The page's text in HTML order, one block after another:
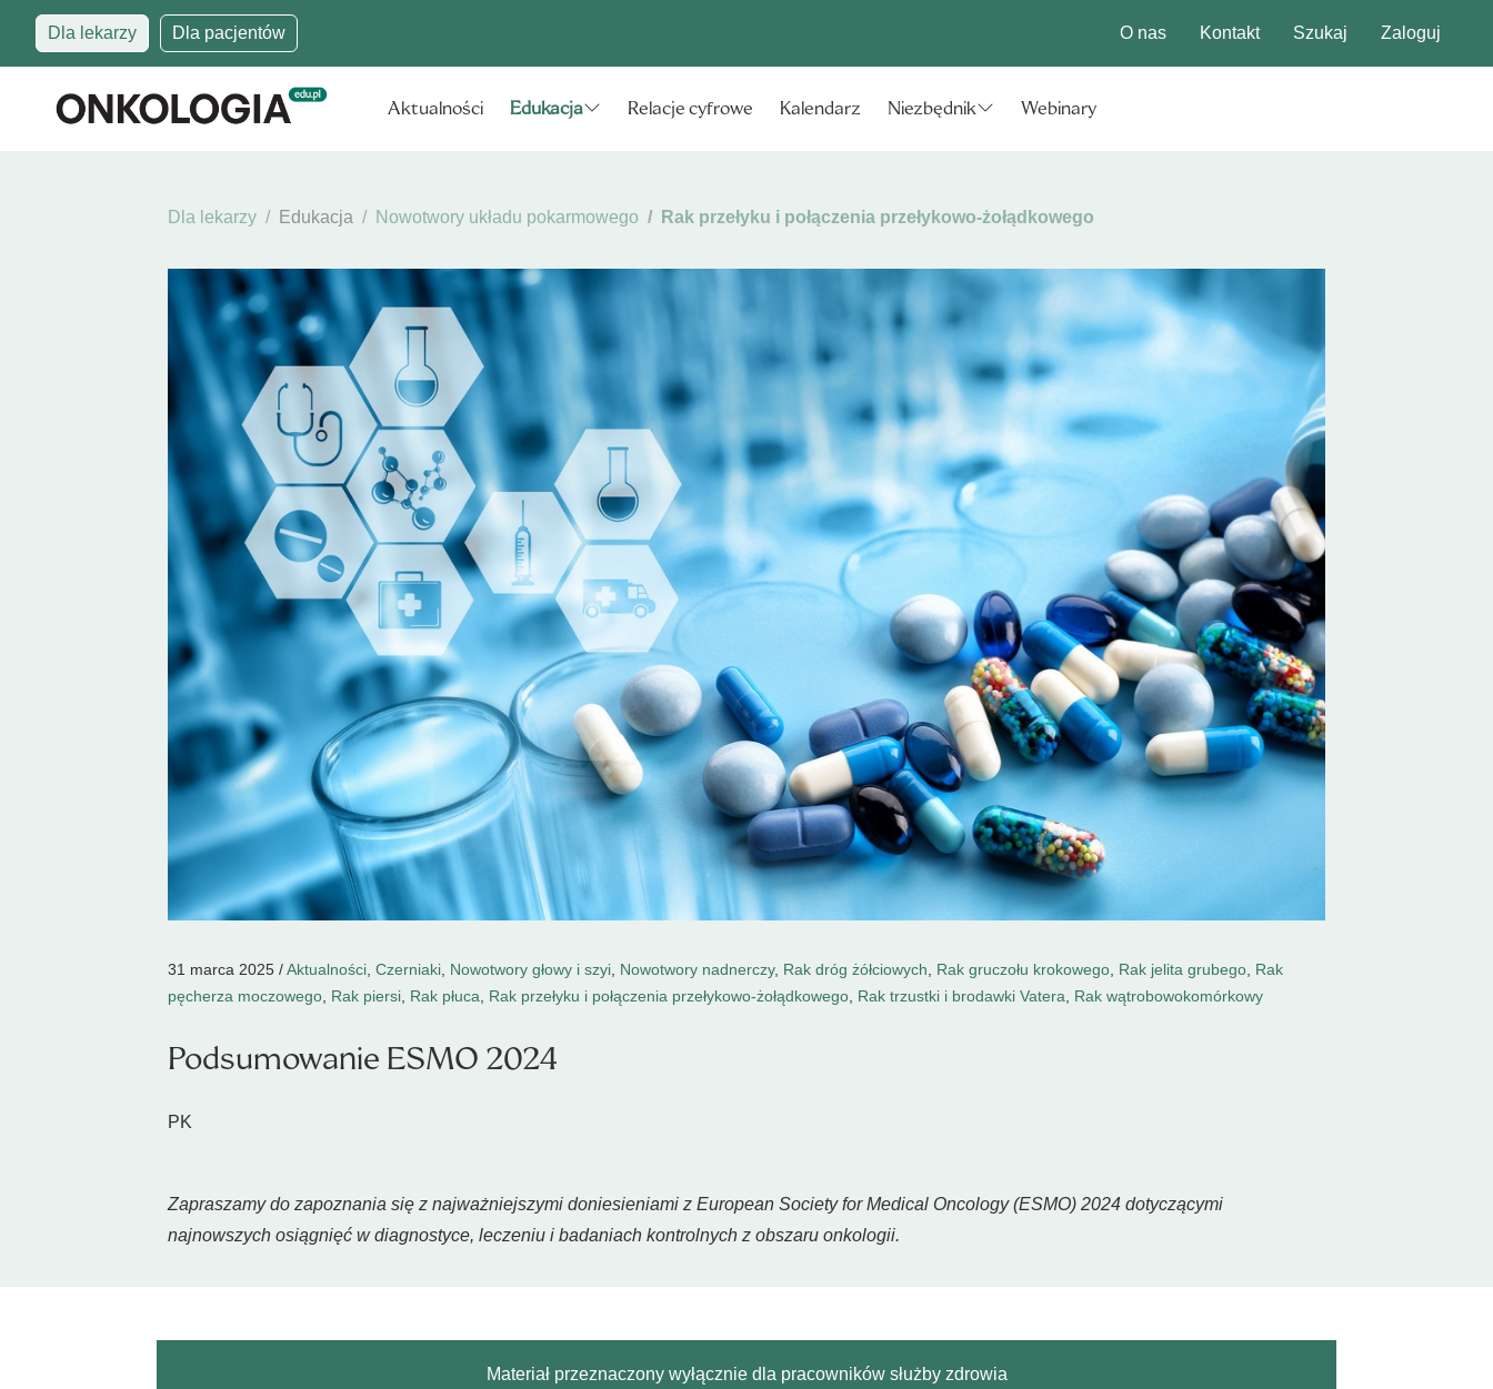
Dla lekarzy Dla pacjentów O nas Kontakt Szukaj Zaloguj
Aktualności Edukacja Relacje cyfrowe Kalendarz Niezbędnik Webinary
Dla lekarzy Edukacja Nowotwory układu pokarmowego Rak przełyku i połączenia przełykowo-żołądkowego
31 marca 2025 /Aktualności, Czerniaki, Nowotwory głowy i szyi, Nowotwory nadnerczy, Rak dróg żółciowych Rak gruczołu krokowego, Rak jelita grubego, Rak
pęcherza moczowego, Rak piersi, Rak płuca Rak przełyku i połączenia przełykowo-żołądkowego, Rak trzustki i brodawki Vatera Rak wątrobowokomórkowy
Podsumowanie ESMO 2024
PK
Zapraszamy do zapoznania się z najważniejszymi doniesieniami z European Society for Medical Oncology (ESMO) 2024 dotyczącymi
najnowszych osiągnięć w diagnostyce, leczeniu i badaniach kontrolnych z obszaru onkologii.
Materiał przeznaczony wyłącznie dla pracowników służby zdrowia